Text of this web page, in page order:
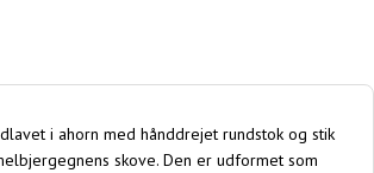
i ahorn med hånddrejet rundstok og stik
skove. Den er udformet som